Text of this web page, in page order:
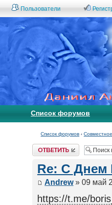
Пользователи
Список форумов
Список форумов ‹ Совместное
Ответить
Re: С
Andrew» 09 май
https://t.me/